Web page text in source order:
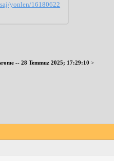
yonlen/16180622
-- 28 Temmuz 2025; 17:29:10 >